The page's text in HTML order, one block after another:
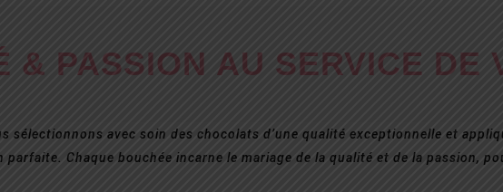
& PASSION AU SERVICE DE
sélectionnons avec soin des chocolats d’une qualité exceptionnelle et
Chaque bouchée incarne le mariage de la qualité et de la passion,